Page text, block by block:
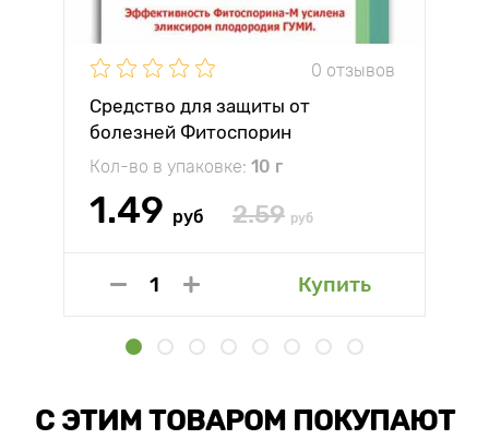
0 отзывов
Средство для защиты от
болезней Фитоспорин
Кол-во в упаковке: 10 г
1.49 руб 2.59 руб
Купить
С ЭТИМ ТОВАРОМ ПОКУПАЮТ